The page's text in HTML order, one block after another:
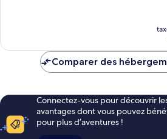
Comparer des
Connectez-vous pour découvrir
avantages dont vous pouvez
pour plus d’aventures !